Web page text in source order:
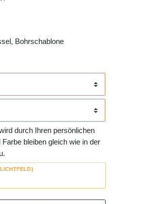
Bohrschablone
durch Ihren persönlichen
bleiben gleich wie in der